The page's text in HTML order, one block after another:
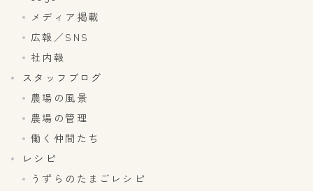
メディア掲載
広報／SNS
社内報
スタッフブログ
農場の風景
農場の管理
働く仲間たち
レシピ
うずらのたまごレシピ